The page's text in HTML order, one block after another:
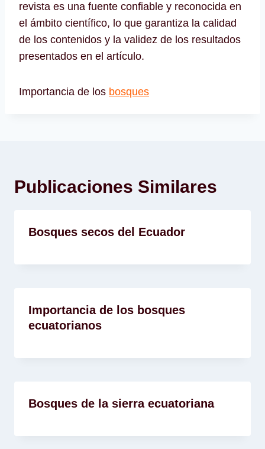
revista es una fuente confiable y reconocida en
el ámbito científico, lo que garantiza la calidad
de los contenidos y la validez de los resultados
presentados en el artículo.
Importancia de los bosques
Publicaciones Similares
Bosques secos del Ecuador
Importancia de los bosques
ecuatorianos
Bosques de la sierra ecuatoriana